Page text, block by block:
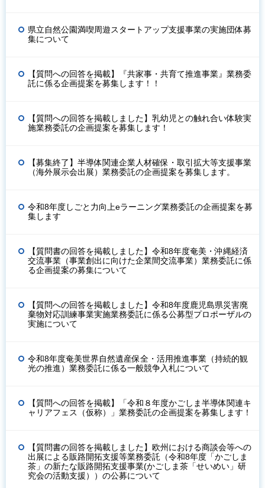
県立自然公園満喫周遊スタートアップ支援事業の実施団体募
集について
【質問への回答を掲載】『共家事・共育て推進事業』業務委
託に係る企画提案を募集します！！
【質問への回答を掲載しました】乳幼児との触れ合い体験実
施業務委託の企画提案を募集します！
【募集終了】半導体関連企業人材確保・取引拡大等支援事業
（海外展示会出展）業務委託の企画提案を募集します。
令和8年度しごと力向上eラーニング業務委託の企画提案を募
集します
【質問書の回答を掲載しました】令和8年度奄美・沖縄経済
交流事業（事業創出に向けた企業間交流事業）業務委託に係
る企画提案の募集について
【質問への回答を掲載しました】令和8年度鹿児島県災害廃
棄物対応訓練事業実施業務委託に係る公募型プロポーザルの
実施について
令和8年度奄美世界自然遺産保全・活用推進事業（持続的観
光の推進）業務委託に係る一般競争入札について
【質問への回答を掲載】「令和８年度かごしま半導体関連キ
ャリアフェス（仮称）」業務委託の企画提案を募集します！
【質問書の回答を掲載しました】欧州における商談会等への
出展による販路開拓支援等業務委託（令和8年度「かごしま
茶」の新たな販路開拓支援事業(かごしま茶「せいめい」研
究会の活動支援））の公募について